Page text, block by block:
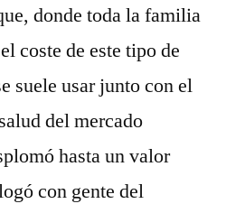
donde toda la familia
coste de este tipo de
suele usar junto con el
del mercado
hasta un valor
con gente del